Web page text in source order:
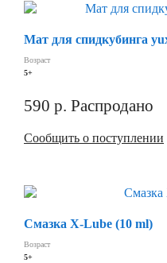
Мат для спидкубинга
Возраст
5+
590 р. Распродано
Сообщить о поступлении
Смазка X-Lube (10 ml)
Возраст
5+